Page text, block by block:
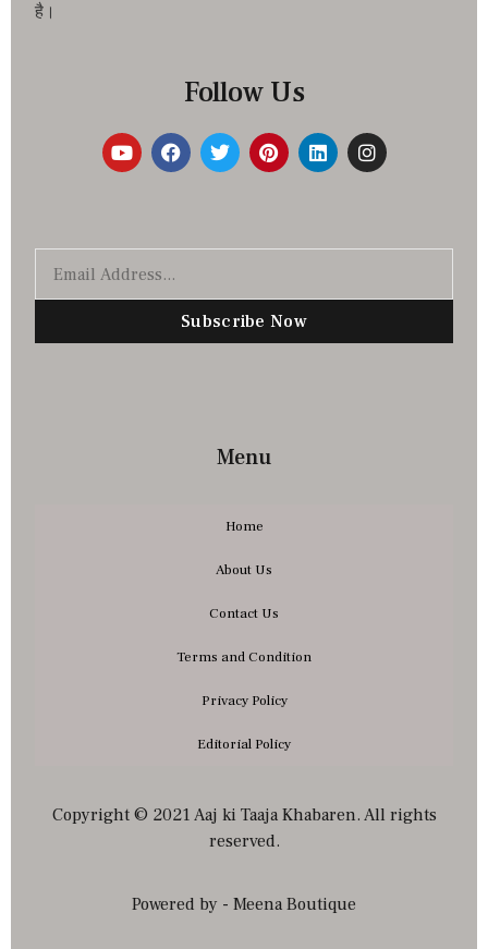
है।
Follow Us
Subscribe Now
Menu
Home
About Us
Contact Us
Terms and Condition
Privacy Policy
Editorial Policy
Copyright © 2021 Aaj ki Taaja Khabaren. All rights
reserved.
Powered by - Meena Boutique